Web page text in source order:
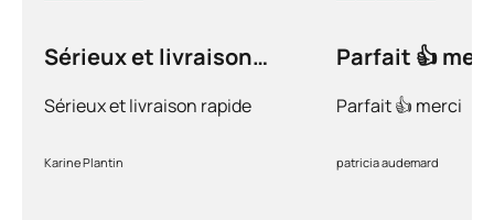
Sérieux et livraison
Sérieux et livraison rapide
Karine Plantin
Parfait 👍
Parfait 👍 merci
patricia audemard